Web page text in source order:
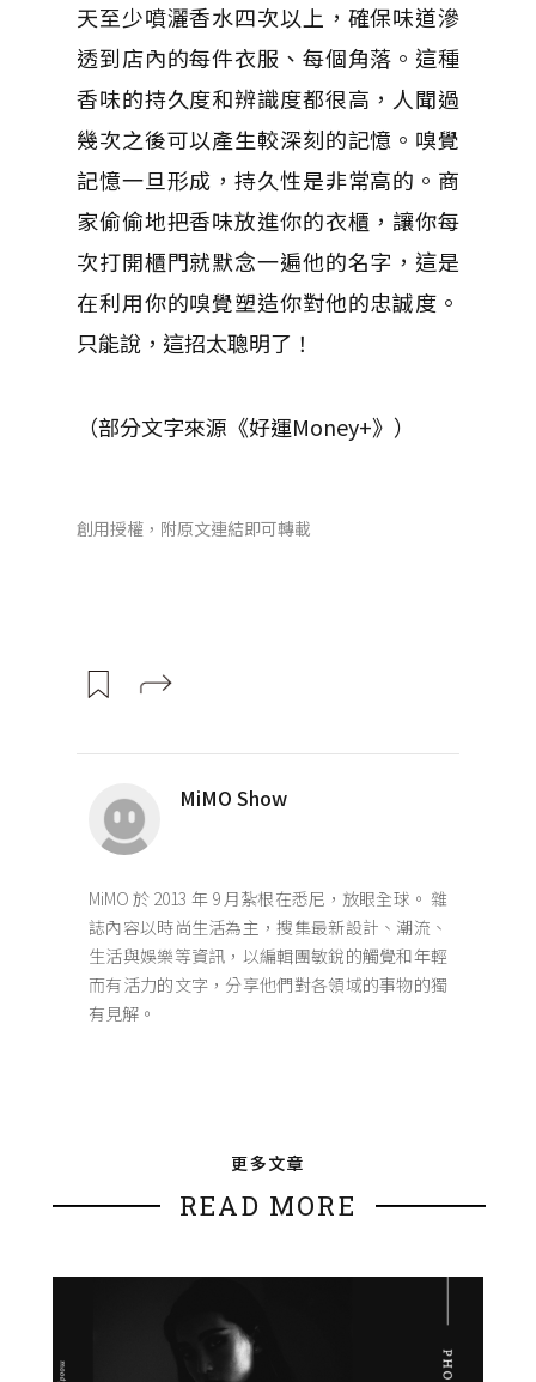
天至少噴灑香水四次以上，確保味道滲
透到店內的每件衣服、每個角落。這種
香味的持久度和辨識度都很高，人聞過
幾次之後可以產生較深刻的記憶。嗅覺
記憶一旦形成，持久性是非常高的。商
家偷偷地把香味放進你的衣櫃，讓你每
次打開櫃門就默念一遍他的名字，這是
在利用你的嗅覺塑造你對他的忠誠度。
只能說，這招太聰明了！
（部分文字來源《好運Money+》）
創用授權，附原文連結即可轉載
MiMO Show
MiMO 於 2013 年 9 月紮根在悉尼，放眼全球。 雜
誌內容以時尚生活為主，搜集最新設計、潮流、
生活與娛樂等資訊，以編輯團敏銳的觸覺和年輕
而有活力的文字，分享他們對各領域的事物的獨
有見解。
更多文章
READ MORE